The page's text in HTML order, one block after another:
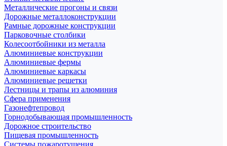
Металлические прогоны и связи
Дорожные металлоконструкции
Рамные дорожные конструкции
Парковочные столбики
Колесоотбойники из металла
Алюминиевые конструкции
Алюминиевые фермы
Алюминиевые каркасы
Алюминиевые решетки
Лестницы и трапы из алюминия
Сфера применения
Газонефтепровод
Горнодобывающая промышленность
Дорожное строительство
Пищевая промышленность
Системы пожаротушения